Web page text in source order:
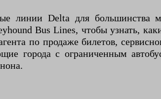
линии Delta для большинства
Bus Lines, чтобы узнать,
по продаже билетов,
города с ограниченным